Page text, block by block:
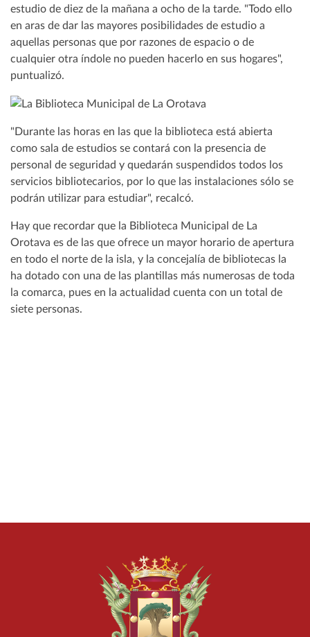
estudio de diez de la mañana a ocho de la tarde. "Todo ello
en aras de dar las mayores posibilidades de estudio a
aquellas personas que por razones de espacio o de
cualquier otra índole no pueden hacerlo en sus hogares",
puntualizó.
"Durante las horas en las que la biblioteca está abierta
como sala de estudios se contará con la presencia de
personal de seguridad y quedarán suspendidos todos los
servicios bibliotecarios, por lo que las instalaciones sólo se
podrán utilizar para estudiar", recalcó.
Hay que recordar que la Biblioteca Municipal de La
Orotava es de las que ofrece un mayor horario de apertura
en todo el norte de la isla, y la concejalía de bibliotecas la
ha dotado con una de las plantillas más numerosas de toda
la comarca, pues en la actualidad cuenta con un total de
siete personas.